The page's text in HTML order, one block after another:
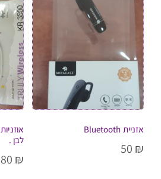
אזניית Bluetooth
50 ₪
לבן .
80 ₪